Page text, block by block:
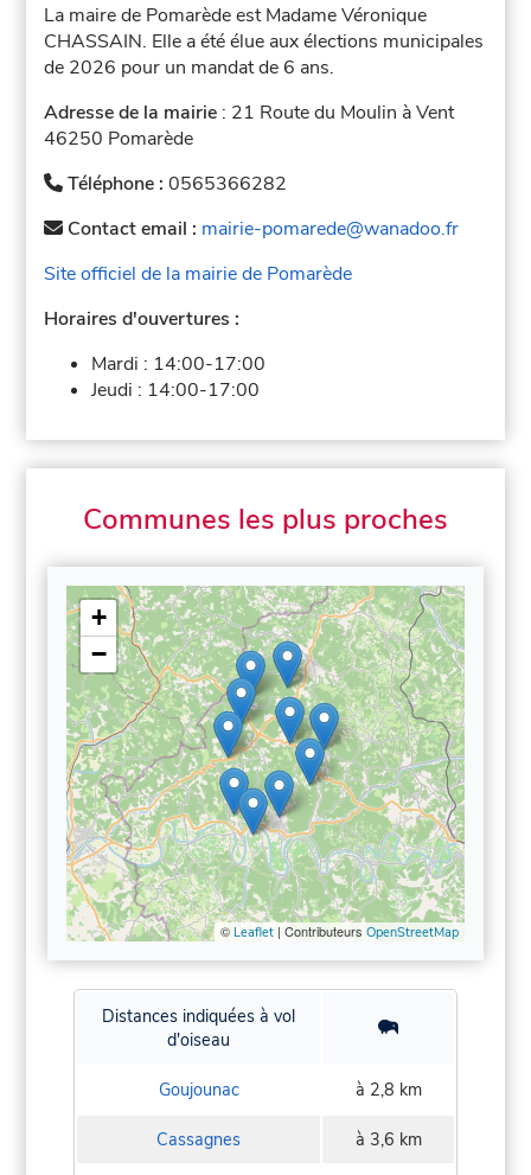
La maire de Pomarède est Madame Véronique
CHASSAIN. Elle a été élue aux élections municipales
de 2026 pour un mandat de 6 ans.
Adresse de la mairie : 21 Route du Moulin à Vent
46250 Pomarède
Téléphone :0565366282
Contact email : mairie-pomarede@wanadoo.fr
Site officiel de la mairie de Pomarède
Horaires d'ouvertures :
Mardi : 14:00-17:00
Jeudi : 14:00-17:00
Communes les plus proches
+
−
© Leaflet| Contributeurs OpenStreetMap
Distances indiquées à vol
d'oiseau
Goujounac à 2,8 km
Cassagnes à 3,6 km